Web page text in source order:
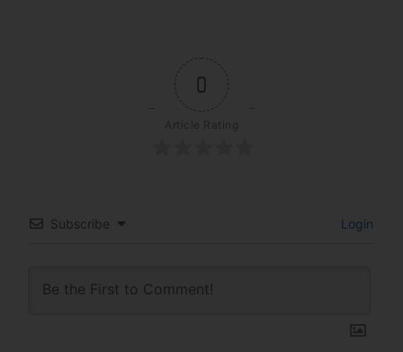
0
Article Rating
Subscribe Login